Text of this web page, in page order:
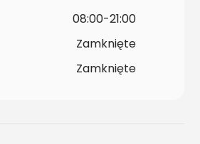
08:00-21:00
Zamknięte
Zamknięte